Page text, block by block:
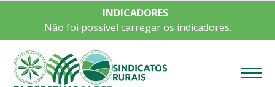
INDICADORES
Não foi possível carregar os indicadores.